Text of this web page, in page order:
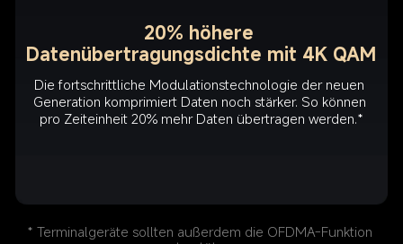
20% höhere
Datenübertragungsdichte mit 4K QAM
Die fortschrittliche Modulationstechnologie der neuen
Generation komprimiert Daten noch stärker. So können
pro Zeiteinheit 20% mehr Daten übertragen werden.*
* Terminalgeräte sollten außerdem die OFDMA-Funktion